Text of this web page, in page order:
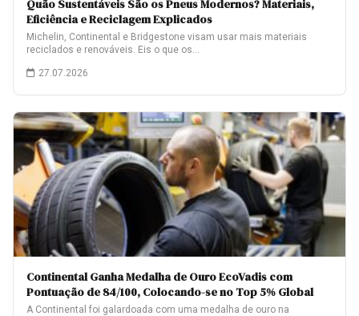
Quão Sustentáveis São os Pneus Modernos? Materiais,
Eficiência e Reciclagem Explicados
Michelin, Continental e Bridgestone visam usar mais materiais
reciclados e renováveis. Eis o que os…
27.07.2026
Continental Ganha Medalha de Ouro EcoVadis com
Pontuação de 84/100, Colocando-se no Top 5% Global
A Continental foi galardoada com uma medalha de ouro na